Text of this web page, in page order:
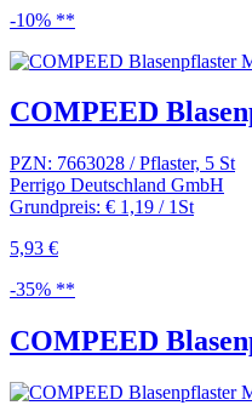
-10% **
COMPEED
PZN: 7663028 / Pflaster, 5 St
Perrigo Deutschland GmbH
Grundpreis: € 1,19 / 1St
5,93 €
-35% **
COMPEED